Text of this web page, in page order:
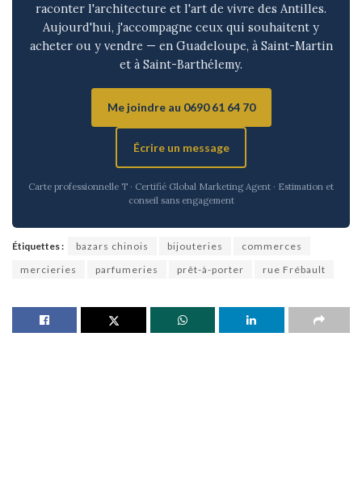
raconter l'architecture et l'art de vivre des Antilles.
Aujourd'hui, j'accompagne ceux qui souhaitent y
acheter ou y vendre — en Guadeloupe, à Saint-Martin
et à Saint-Barthélemy.
Me joindre au 0690 61 64 70
Écrire un message
Carte professionnelle T · Certifié Global Marketing Agent · Estimation et
conseil sans engagement
Étiquettes : bazars chinois bijouteries
commerces
mercieries
parfumeries prêt-à-porter rue Frébault